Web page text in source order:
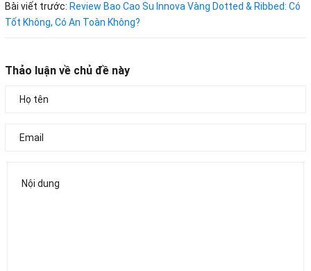
Bài viết trước: Review Bao Cao Su Innova Vàng Dotted & Ribbed: Có
Tốt Không, Có An Toàn Không?
Thảo luận về chủ đề này